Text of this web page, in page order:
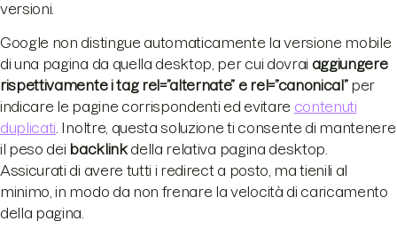
versioni.
Google non distingue automaticamente la versione mobile
di una pagina da quella desktop, per cui dovrai aggiungere
rispettivamente i tag rel=”alternate” e rel=”canonical” per
indicare le pagine corrispondenti ed evitare contenuti
duplicati . Inoltre, questa soluzione ti consente di mantenere
il peso dei backlinkdella relativa pagina desktop.
Assicurati di avere tutti i redirect a posto, ma tienili al
minimo, in modo da non frenare la velocità di caricamento
della pagina.